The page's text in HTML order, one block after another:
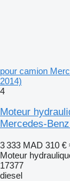
pour camion
2014)
4
Moteur
Mercedes-
3 333 MAD 310 €
Moteur
17377
diesel